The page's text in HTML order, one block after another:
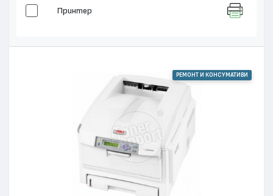
Принтер
РЕМОНТ И КОНСУМАТИВИ